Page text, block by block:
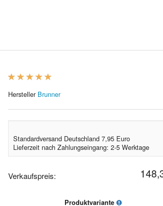
Hersteller Brunner
Standardversand Deutschland 7,95 Euro
Lieferzeit nach Zahlungseingang: 2-5 Werktage
Verkaufspreis:
Produktvariante